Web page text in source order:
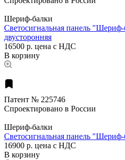
Шериф-балки
Светосигнальная панель
двусторонняя
16500 р. цена с НДС
В корзину
Патент № 225746
Спроектировано в России
Шериф-балки
Светосигнальная панель
16900 р. цена с НДС
В корзину